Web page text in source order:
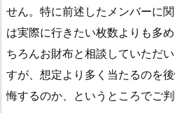
せん。特に前述したメンバーに
は実際に行きたい枚数よりも多
ちろんお財布と相談していただ
すが、想定より多く当たるのを
悔するのか、というところでご判